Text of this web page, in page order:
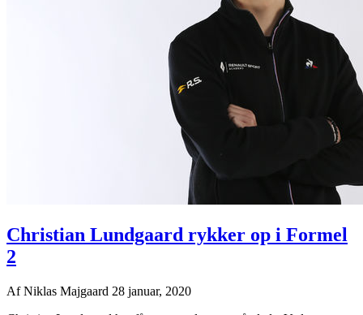
Christian Lundgaard rykker op i Formel
2
AfNiklas Majgaard 28 januar, 2020